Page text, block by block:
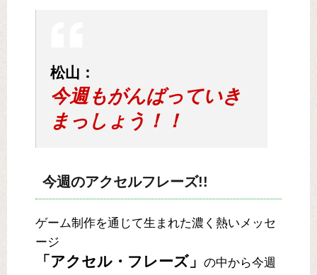
松山：
今週もがんばっていき
まっしょう！！
今週のアクセルフレーズ!!
ゲーム制作を通じて生まれた濃く熱いメッセ
ージ
「アクセル・フレーズ」 の中から今週